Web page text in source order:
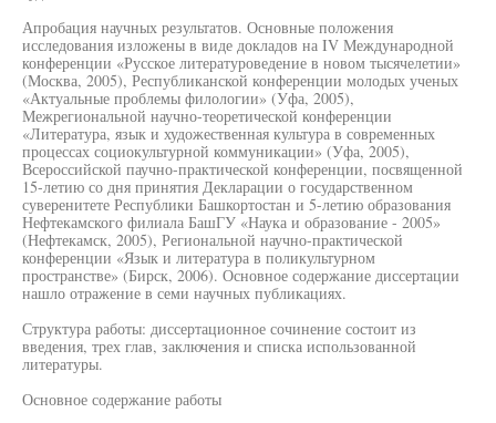
Апробация научных результатов. Основные положения
исследования изложены в виде докладов на IV Международной
конференции «Русское литературоведение в новом тысячелетии»
(Москва, 2005), Республиканской конференции молодых ученых
«Актуальные проблемы филологии» (Уфа, 2005),
Межрегиональной научно-теоретической конференции
«Литература, язык и художественная культура в современных
процессах социокультурной коммуникации» (Уфа, 2005),
Всероссийской паучно-практической конференции, посвященной
15-летию со дня принятия Декларации о государственном
суверенитете Республики Башкортостан и 5-летию образования
Нефтекамского филиала БашГУ «Наука и образование - 2005»
(Нефтекамск, 2005), Региональной научно-практической
конференции «Язык и литература в поликультурном
пространстве» (Бирск, 2006). Основное содержание диссертации
нашло отражение в семи научных публикациях.
Структура работы: диссертационное сочинение состоит из
введения, трех глав, заключения и списка использованной
литературы.
Основное содержание работы